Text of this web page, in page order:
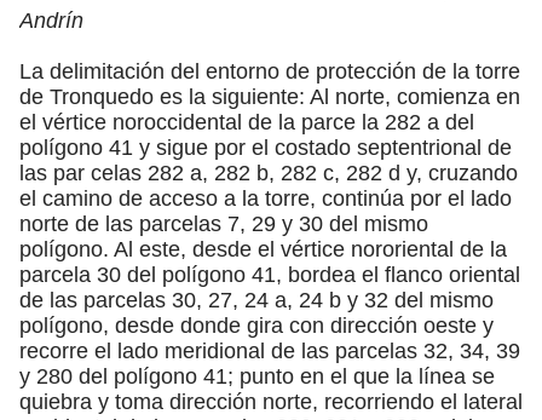
Andrín
La delimitación del entorno de protección de la torre
de Tronquedo es la siguiente: Al norte, comienza en
el vértice noroccidental de la parce la 282 a del
polígono 41 y sigue por el costado septentrional de
las par celas 282 a, 282 b, 282 c, 282 d y, cruzando
el camino de acceso a la torre, continúa por el lado
norte de las parcelas 7, 29 y 30 del mismo
polígono. Al este, desde el vértice nororiental de la
parcela 30 del polígono 41, bordea el flanco oriental
de las parcelas 30, 27, 24 a, 24 b y 32 del mismo
polígono, desde donde gira con dirección oeste y
recorre el lado meridional de las parcelas 32, 34, 39
y 280 del polígono 41; punto en el que la línea se
quiebra y toma dirección norte, recorriendo el lateral